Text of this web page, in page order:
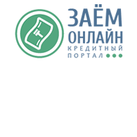
Перейти к основному